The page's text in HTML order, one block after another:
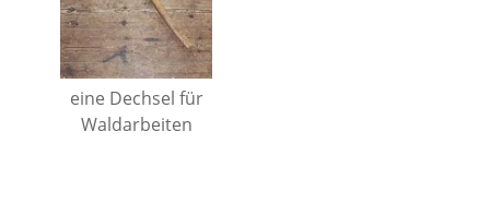
eine Dechsel für
Waldarbeiten